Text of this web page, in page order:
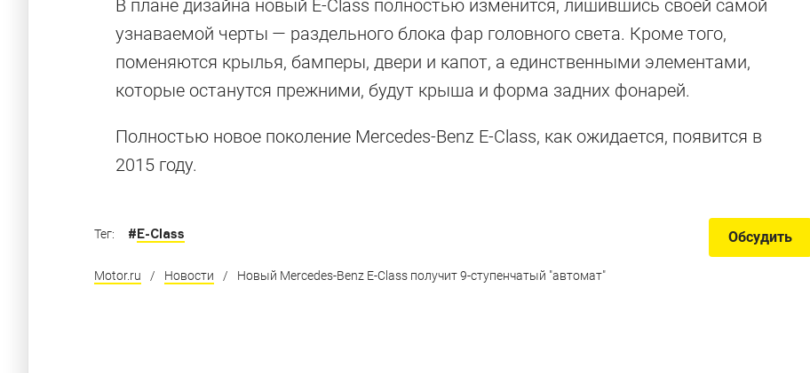
В плане дизайна новый E-Class полностью изменится, лишившись своей самой
узнаваемой черты — раздельного блока фар головного света. Кроме того,
поменяются крылья, бамперы, двери и капот, а единственными элементами,
которые останутся прежними, будут крыша и форма задних фонарей.
Полностью новое поколение Mercedes-Benz E-Class, как ожидается, появится в
2015 году.
Обсудить
Тег: #E-Class
Motor.ru / Новости / Новый Mercedes-Benz E-Class получит 9-ступенчатый "автомат"